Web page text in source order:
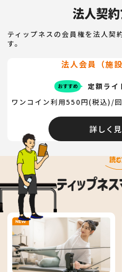
ティップネスの会員権を法人契
す。
法人会員（施設
定額ライ
ワンコイン利用550円(税込)/
詳しく